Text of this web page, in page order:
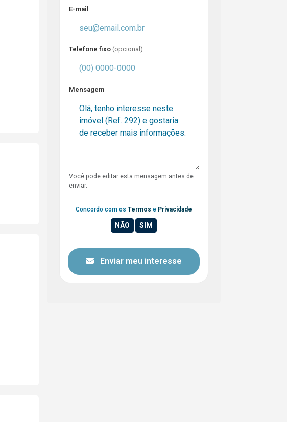
E-mail
Telefone fixo (opcional)
Mensagem
Você pode editar esta mensagem antes de
enviar.
Concordo com os Termos e Privacidade
Enviar meu interesse